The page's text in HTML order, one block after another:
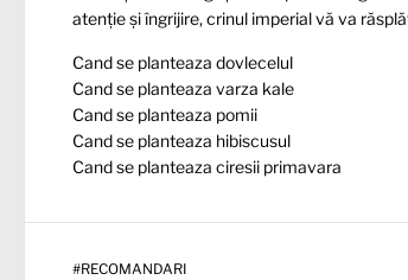
atenție și îngrijire, crinul imperial vă va
Cand se planteaza dovlecelul
Cand se planteaza varza kale
Cand se planteaza pomii
Cand se planteaza hibiscusul
Cand se planteaza ciresii primavara
#RECOMANDARI